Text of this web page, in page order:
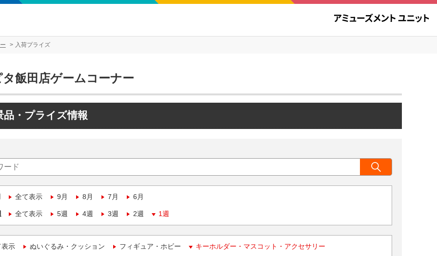
入荷プライズ
飯田店ゲームコーナー
品・プライズ情報
全て表示 9月 8月 7月 6月
全て表示 5週 4週 3週 2週 1週
表示 ぬいぐるみ・クッション フィギュア・ホビー キーホルダー・マスコット・アクセサリー